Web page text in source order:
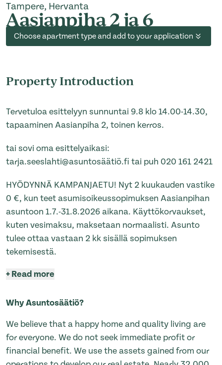
Tampere, Hervanta
Aasianpiha 2 ja 6
Choose apartment type and add to your application
Property Introduction
Tervetuloa esittelyyn sunnuntai 9.8 klo 14.00-14.30,
tapaaminen Aasianpiha 2, toinen kerros.
tai sovi oma esittelyaikasi:
tarja.seeslahti@asuntosäätiö.fi tai puh 020 161 2421
HYÖDYNNÄ KAMPANJAETU! Nyt 2 kuukauden vastike
0 €, kun teet asumisoikeussopimuksen Aasianpihan
asuntoon 1.7.-31.8.2026 aikana. Käyttökorvaukset,
kuten vesimaksu, maksetaan normaalisti. Asunto
tulee ottaa vastaan 2 kk sisällä sopimuksen
tekemisestä.
+Read more
Why Asuntosäätiö?
We believe that a happy home and quality living are
for everyone. We do not seek immediate profit or
financial benefit. We use the assets gained from our